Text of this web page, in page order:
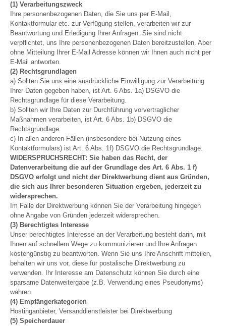
(1) Verarbeitungszweck
Ihre personenbezogenen Daten, die Sie uns per E-Mail,
Kontaktformular etc. zur Verfügung stellen, verarbeiten wir zur
Beantwortung und Erledigung Ihrer Anfragen. Sie sind nicht
verpflichtet, uns Ihre personenbezogenen Daten bereitzustellen. Aber
ohne Mitteilung Ihrer E-Mail Adresse können wir Ihnen auch nicht per
E-Mail antworten.
(2) Rechtsgrundlagen
a) Sollten Sie uns eine ausdrückliche Einwilligung zur Verarbeitung
Ihrer Daten gegeben haben, ist Art. 6 Abs. 1a) DSGVO die
Rechtsgrundlage für diese Verarbeitung.
b) Sollten wir Ihre Daten zur Durchführung vorvertraglicher
Maßnahmen verarbeiten, ist Art. 6 Abs. 1b) DSGVO die
Rechtsgrundlage.
c) In allen anderen Fällen (insbesondere bei Nutzung eines
Kontaktformulars) ist Art. 6 Abs. 1f) DSGVO die Rechtsgrundlage.
WIDERSPRUCHSRECHT: Sie haben das Recht, der
Datenverarbeitung die auf der Grundlage des Art. 6 Abs. 1 f)
DSGVO erfolgt und nicht der Direktwerbung dient aus Gründen,
die sich aus Ihrer besonderen Situation ergeben, jederzeit zu
widersprechen.
Im Falle der Direktwerbung können Sie der Verarbeitung hingegen
ohne Angabe von Gründen jederzeit widersprechen.
(3) Berechtigtes Interesse
Unser berechtigtes Interesse an der Verarbeitung besteht darin, mit
Ihnen auf schnellem Wege zu kommunizieren und Ihre Anfragen
kostengünstig zu beantworten. Wenn Sie uns Ihre Anschrift mitteilen,
behalten wir uns vor, diese für postalische Direktwerbung zu
verwenden. Ihr Interesse am Datenschutz können Sie durch eine
sparsame Datenweitergabe (z.B. Verwendung eines Pseudonyms)
wahren.
(4) Empfängerkategorien
Hostinganbieter, Versanddienstleister bei Direktwerbung
(5) Speicherdauer